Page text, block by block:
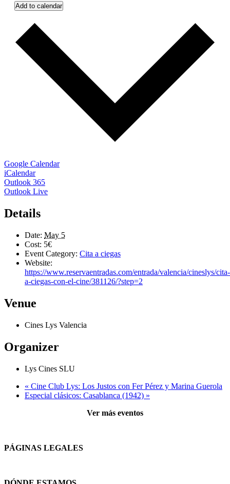
Add to calendar
Google Calendar
iCalendar
Outlook 365
Outlook Live
Details
Date: May 5
Cost: 5€
Event Category: Cita a ciegas
Website:
https://www.reservaentradas.com/entrada/valencia/cineslys/cita-
a-ciegas-con-el-cine/381126/?step=2
Venue
Cines Lys Valencia
Organizer
Lys Cines SLU
« Cine Club Lys: Los Justos con Fer Pérez y Marina Guerola
Especial clásicos: Casablanca (1942) »
Ver más eventos
PÁGINAS LEGALES